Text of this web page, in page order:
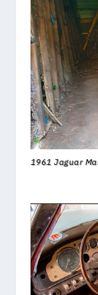
1961 Jaguar